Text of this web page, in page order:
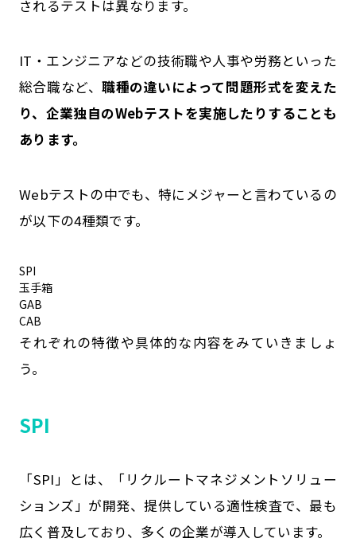
されるテストは異なります。
IT・エンジニアなどの技術職や人事や労務といった
総合職など、職種の違いによって問題形式を変えた
り、企業独自のWebテストを実施したりすることも
あります。
Webテストの中でも、特にメジャーと言わているの
が以下の4種類です。
SPI
玉手箱
GAB
CAB
それぞれの特徴や具体的な内容をみていきましょ
う。
SPI
「SPI」とは、「リクルートマネジメントソリュー
ションズ」が開発、提供している適性検査で、最も
広く普及しており、多くの企業が導入しています。